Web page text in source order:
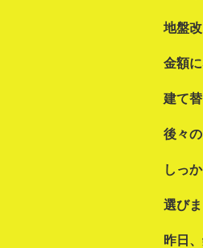
地盤
金額
建て
後々
しっ
選びま
昨日